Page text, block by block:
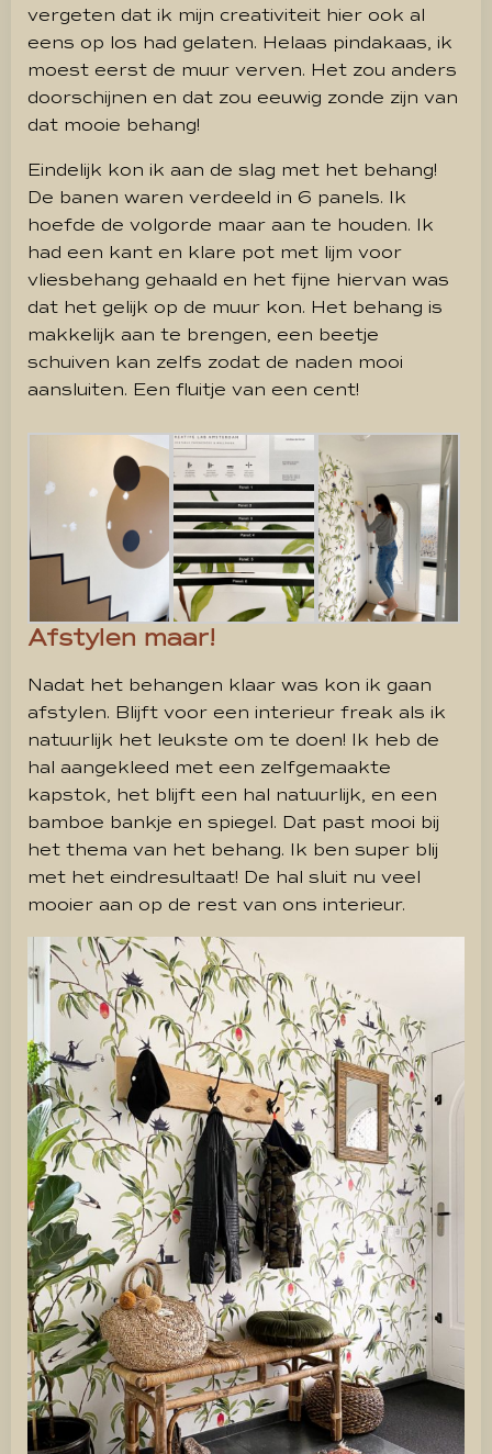
vergeten dat ik mijn creativiteit hier ook al
eens op los had gelaten. Helaas pindakaas, ik
moest eerst de muur verven. Het zou anders
doorschijnen en dat zou eeuwig zonde zijn van
dat mooie behang!
Eindelijk kon ik aan de slag met het behang!
De banen waren verdeeld in 6 panels. Ik
hoefde de volgorde maar aan te houden. Ik
had een kant en klare pot met lijm voor
vliesbehang gehaald en het fijne hiervan was
dat het gelijk op de muur kon. Het behang is
makkelijk aan te brengen, een beetje
schuiven kan zelfs zodat de naden mooi
aansluiten. Een fluitje van een cent!
Afstylen maar!
Nadat het behangen klaar was kon ik gaan
afstylen. Blijft voor een interieur freak als ik
natuurlijk het leukste om te doen! Ik heb de
hal aangekleed met een zelfgemaakte
kapstok, het blijft een hal natuurlijk, en een
bamboe bankje en spiegel. Dat past mooi bij
het thema van het behang. Ik ben super blij
met het eindresultaat! De hal sluit nu veel
mooier aan op de rest van ons interieur.